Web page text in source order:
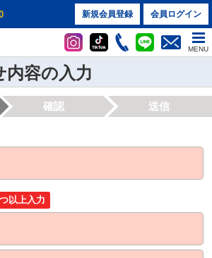
新規会員登録 会員ログイン
MENU
内容の入力
確認 送信
以上入力